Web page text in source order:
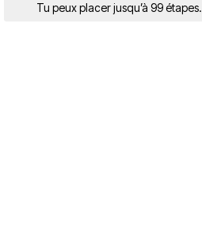
Tu peux placer jusqu’à 99 étapes.